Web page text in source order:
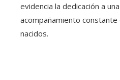
evidencia la dedicación a
acompañamiento
nacidos.